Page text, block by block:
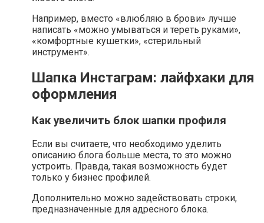
Например, вместо «влюбляю в брови» лучше
написать «можно умываться и тереть руками»,
«комфортные кушетки», «стерильный
инструмент».
Шапка Инстаграм: лайфхаки для
оформления
Как увеличить блок шапки профиля
Если вы считаете, что необходимо уделить
описанию блога больше места, то это можно
устроить. Правда, такая возможность будет
только у бизнес профилей.
Дополнительно можно задействовать строки,
предназначенные для адресного блока.